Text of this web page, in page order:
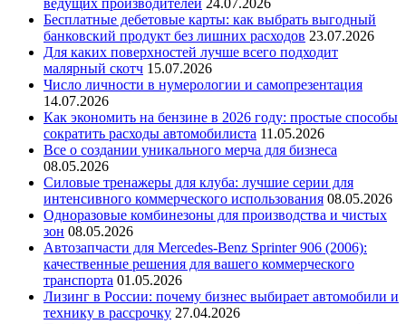
ведущих производителей 24.07.2026
Бесплатные дебетовые карты: как выбрать выгодный
банковский продукт без лишних расходов 23.07.2026
Для каких поверхностей лучше всего подходит
малярный скотч 15.07.2026
Число личности в нумерологии и самопрезентация
14.07.2026
Как экономить на бензине в 2026 году: простые способы
сократить расходы автомобилиста 11.05.2026
Все о создании уникального мерча для бизнеса
08.05.2026
Силовые тренажеры для клуба: лучшие серии для
интенсивного коммерческого использования 08.05.2026
Одноразовые комбинезоны для производства и чистых
зон 08.05.2026
Автозапчасти для Mercedes-Benz Sprinter 906 (2006):
качественные решения для вашего коммерческого
транспорта 01.05.2026
Лизинг в России: почему бизнес выбирает автомобили и
технику в рассрочку 27.04.2026